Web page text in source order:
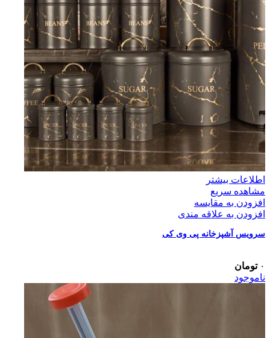
اطلاعات بیشتر
مشاهده سریع
افزودن به مقایسه
افزودن به علاقه مندی
سرویس آشپزخانه پی وی کی
۰ تومان
ناموجود